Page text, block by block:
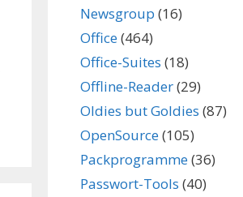
Newsgroup (16)
Office(464)
Office-Suites (18)
Offline-Reader(29)
Oldies but Goldies (87)
OpenSource(105)
Packprogramme(36)
Passwort-Tools (40)